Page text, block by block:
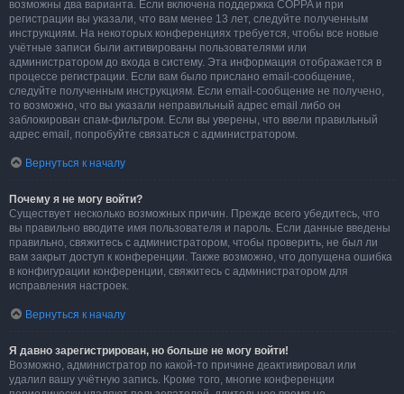
возможны два варианта. Если включена поддержка COPPA и при
регистрации вы указали, что вам менее 13 лет, следуйте полученным
инструкциям. На некоторых конференциях требуется, чтобы все новые
учётные записи были активированы пользователями или
администратором до входа в систему. Эта информация отображается в
процессе регистрации. Если вам было прислано email-сообщение,
следуйте полученным инструкциям. Если email-сообщение не получено,
то возможно, что вы указали неправильный адрес email либо он
заблокирован спам-фильтром. Если вы уверены, что ввели правильный
адрес email, попробуйте связаться с администратором.
Вернуться к началу
Почему я не могу войти?
Существует несколько возможных причин. Прежде всего убедитесь, что
вы правильно вводите имя пользователя и пароль. Если данные введены
правильно, свяжитесь с администратором, чтобы проверить, не был ли
вам закрыт доступ к конференции. Также возможно, что допущена ошибка
в конфигурации конференции, свяжитесь с администратором для
исправления настроек.
Вернуться к началу
Я давно зарегистрирован, но больше не могу войти!
Возможно, администратор по какой-то причине деактивировал или
удалил вашу учётную запись. Кроме того, многие конференции